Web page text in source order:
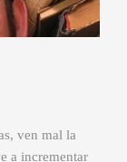
ven mal la
a incrementar